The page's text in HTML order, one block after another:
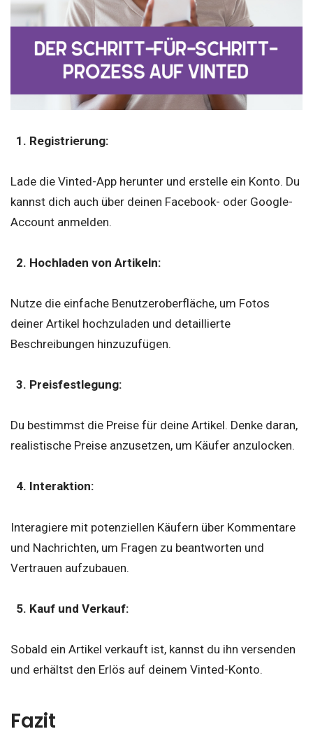
1. Registrierung:
Lade die Vinted-App herunter und erstelle ein Konto. Du
kannst dich auch über deinen Facebook- oder Google-
Account anmelden.
2. Hochladen von Artikeln:
Nutze die einfache Benutzeroberfläche, um Fotos
deiner Artikel hochzuladen und detaillierte
Beschreibungen hinzuzufügen.
3. Preisfestlegung:
Du bestimmst die Preise für deine Artikel. Denke daran,
realistische Preise anzusetzen, um Käufer anzulocken.
4. Interaktion:
Interagiere mit potenziellen Käufern über Kommentare
und Nachrichten, um Fragen zu beantworten und
Vertrauen aufzubauen.
5. Kauf und Verkauf:
Sobald ein Artikel verkauft ist, kannst du ihn versenden
und erhältst den Erlös auf deinem Vinted-Konto.
Fazit